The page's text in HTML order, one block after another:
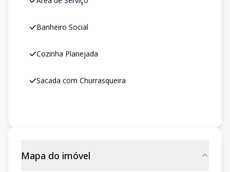
Banheiro Social
Cozinha Planejada
Sacada com Churrasqueira
Mapa do imóvel